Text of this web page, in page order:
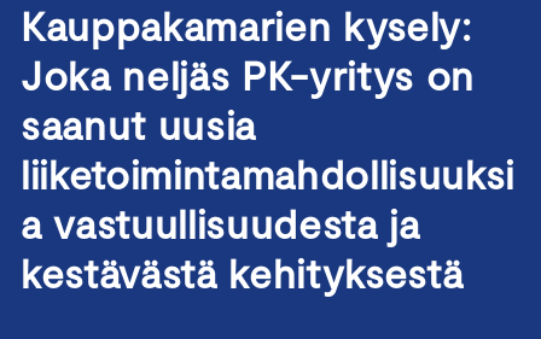
Kauppakamarien kysely:
Joka neljäs PK-yritys on
saanut uusia
liiketoimintamahdollisuuksi
a vastuullisuudesta ja
kestävästä kehityksestä